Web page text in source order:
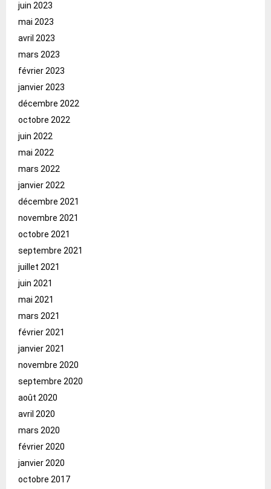
juin 2023
mai 2023
avril 2023
mars 2023
février 2023
janvier 2023
décembre 2022
octobre 2022
juin 2022
mai 2022
mars 2022
janvier 2022
décembre 2021
novembre 2021
octobre 2021
septembre 2021
juillet 2021
juin 2021
mai 2021
mars 2021
février 2021
janvier 2021
novembre 2020
septembre 2020
août 2020
avril 2020
mars 2020
février 2020
janvier 2020
octobre 2017